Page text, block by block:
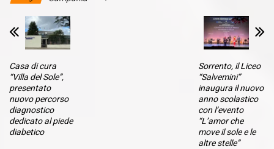
Casa di cura
“Villa del Sole”,
presentato
nuovo percorso
diagnostico
dedicato al piede
diabetico
Sorrento, il Liceo
“Salvemini”
inaugura il nuovo
anno scolastico
con l’evento
“L’amor che
move il sole e le
altre stelle”